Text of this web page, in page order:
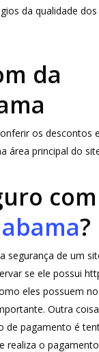
da qualidade dos
da
os descontos e
área principal do
?
segurança de um
se ele possui
eles possuem
Outra
de pagamento é
realiza o